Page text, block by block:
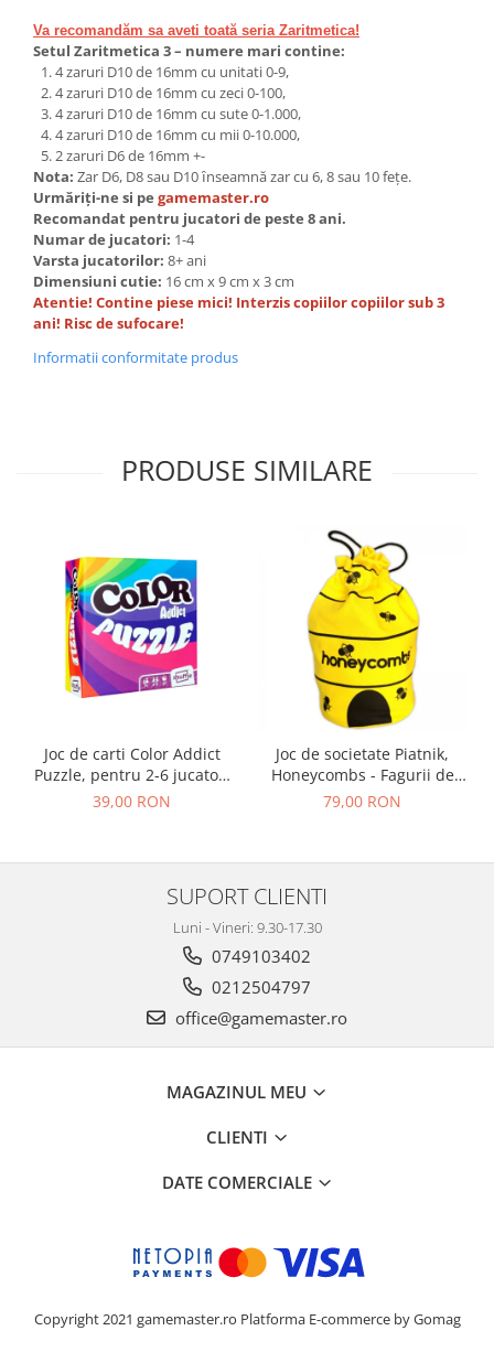
Va recomandăm sa aveti toată seria Zaritmetica!
Setul Zaritmetica 3 – numere mari contine:
4 zaruri D10 de 16mm cu unitati 0-9,
4 zaruri D10 de 16mm cu zeci 0-100,
4 zaruri D10 de 16mm cu sute 0-1.000,
4 zaruri D10 de 16mm cu mii 0-10.000,
2 zaruri D6 de 16mm +-
Nota: Zar D6, D8 sau D10 ȋnseamnă zar cu 6, 8 sau 10 fețe.
Urmăriți-ne si pe gamemaster.ro
Recomandat pentru jucatori de peste 8 ani.
Numar de jucatori: 1-4
Varsta jucatorilor: 8+ ani
Dimensiuni cutie: 16cm x 9 cm x 3 cm
Atentie! Contine piese mici! Interzis copiilor copiilor sub 3
ani! Risc de sufocare!
Informatii conformitate produs
PRODUSE SIMILARE
Joc de carti Color Addict
Puzzle, pentru 2-6 jucatori
cu varsta peste 7 ani
39,00 RON
Joc de societate Piatnik,
Honeycombs - Fagurii de
Miere, pentru 1-8 jucatori
79,00 RON
SUPORT CLIENTI
Luni - Vineri: 9.30-17.30
0749103402
0212504797
office@gamemaster.ro
MAGAZINUL MEU
CLIENTI
DATE COMERCIALE
Copyright 2021 gamemaster.ro Platforma E-commerce by Gomag